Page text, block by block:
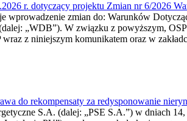
r. dotyczący projektu Zmian nr 6/2026
wprowadzenie zmian do: Warunków
„WDB”). W związku z powyższym,
z niniejszym komunikatem oraz w
do rekompensaty za redysponowanie
S.A. (dalej: „PSE S.A.”) w dniach